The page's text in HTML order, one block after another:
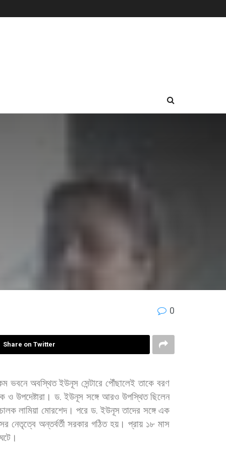
0
Share on Twitter
ভবনে অবস্থিত ইউনূস সেন্টারে পৌঁছালেই তাকে বরণ
ও উপদেষ্টারা। ড.ইউনূস সঙ্গে আরও উপস্থিত ছিলেন
লামিয়া মোরশেদ। পরে ড.ইউনূস তাদের সঙ্গে এক
নেতৃত্বে অন্তর্বর্তী সরকার গঠিত হয়। প্রায় ১৮ মাস
ঘটে।